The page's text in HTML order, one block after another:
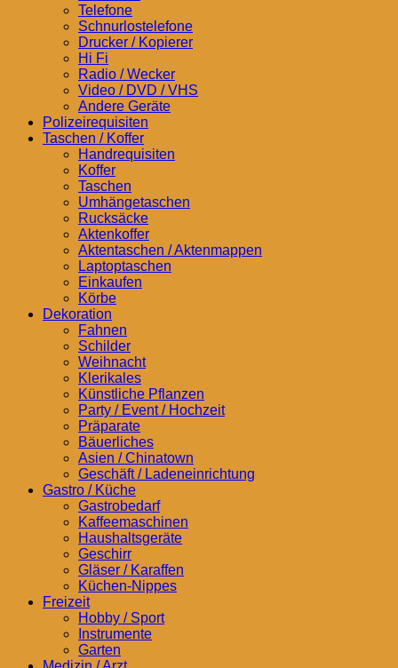
Telefone
Schnurlostelefone
Drucker / Kopierer
Hi Fi
Radio / Wecker
Video / DVD / VHS
Andere Geräte
Polizeirequisiten
Taschen / Koffer
Handrequisiten
Koffer
Taschen
Umhängetaschen
Rucksäcke
Aktenkoffer
Aktentaschen / Aktenmappen
Laptoptaschen
Einkaufen
Körbe
Dekoration
Fahnen
Schilder
Weihnacht
Klerikales
Künstliche Pflanzen
Party / Event / Hochzeit
Präparate
Bäuerliches
Asien / Chinatown
Geschäft / Ladeneinrichtung
Gastro / Küche
Gastrobedarf
Kaffeemaschinen
Haushaltsgeräte
Geschirr
Gläser / Karaffen
Küchen-Nippes
Freizeit
Hobby / Sport
Instrumente
Garten